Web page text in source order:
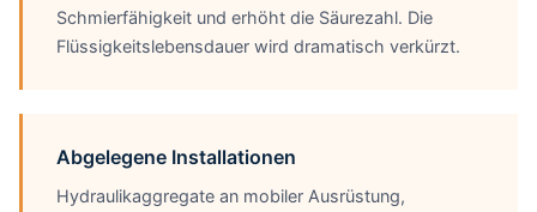
Schmierfähigkeit und erhöht die Säurezahl. Die
Flüssigkeitslebensdauer wird dramatisch verkürzt.
Abgelegene Installationen
Hydraulikaggregate an mobiler Ausrüstung,